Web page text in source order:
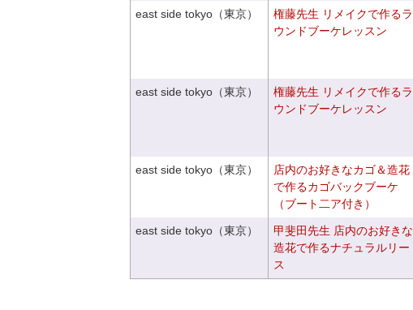
east side tokyo（東京）
権藤先生 リメイクで作るラ
ウンドブーケレッスン
east side tokyo（東京）
権藤先生 リメイクで作るラ
ウンドブーケレッスン
east side tokyo（東京）
店内のお好きなカゴ＆造花
で作るカゴバックブーケ
（ブート二ア付き）
east side tokyo（東京）
甲斐田先生 店内のお好きな
造花で作るナチュラルリー
ス